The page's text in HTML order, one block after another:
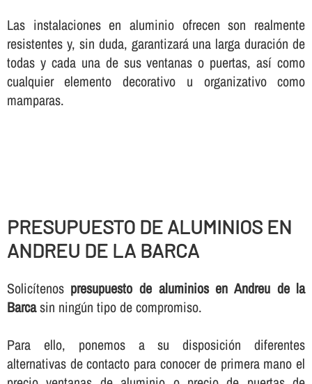
Las instalaciones en aluminio ofrecen son realmente
resistentes y, sin duda, garantizará una larga duración de
todas y cada una de sus ventanas o puertas, así­ como
cualquier elemento decorativo u organizativo como
mamparas.
PRESUPUESTO DE ALUMINIOS EN
ANDREU DE LA BARCA
Solicí­tenos presupuesto de aluminios en Andreu de la
Barcasin ningún tipo de compromiso.
Para ello, ponemos a su disposición diferentes
alternativas de contacto para conocer de primera mano el